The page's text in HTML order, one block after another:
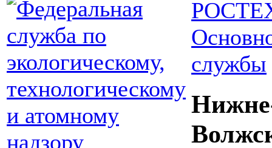
службы